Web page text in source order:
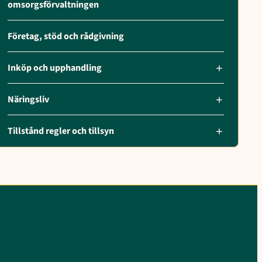
omsorgsförvaltningen
Företag, stöd och rådgivning
Inköp och upphandling
Näringsliv
Tillstånd regler och tillsyn